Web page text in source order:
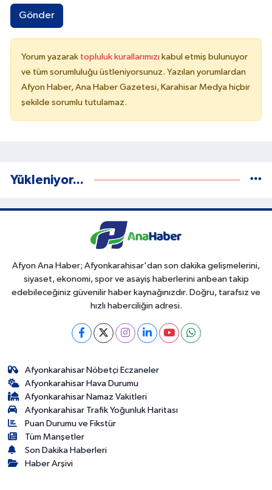
Gönder
Yorum yazarak topluluk kurallarımızı kabul etmiş bulunuyor
ve tüm sorumluluğu üstleniyorsunuz. Yazılan yorumlardan
Afyon Haber, Ana Haber Gazetesi, Karahisar Medya hiçbir
şekilde sorumlu tutulamaz.
Yükleniyor...
Afyon Ana Haber; Afyonkarahisar'dan son dakika gelişmelerini,
siyaset, ekonomi, spor ve asayiş haberlerini anbean takip
edebileceğiniz güvenilir haber kaynağınızdır. Doğru, tarafsız ve
hızlı haberciliğin adresi.
Afyonkarahisar Nöbetçi Eczaneler
Afyonkarahisar Hava Durumu
Afyonkarahisar Namaz Vakitleri
Afyonkarahisar Trafik Yoğunluk Haritası
Puan Durumu ve Fikstür
Tüm Manşetler
Son Dakika Haberleri
Haber Arşivi